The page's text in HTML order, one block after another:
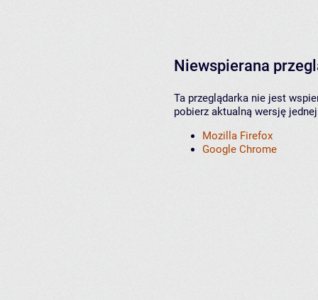
Niewspierana
Ta przeglądarka nie jest
pobierz aktualną wersję
Mozilla Firefox
Google Chrome